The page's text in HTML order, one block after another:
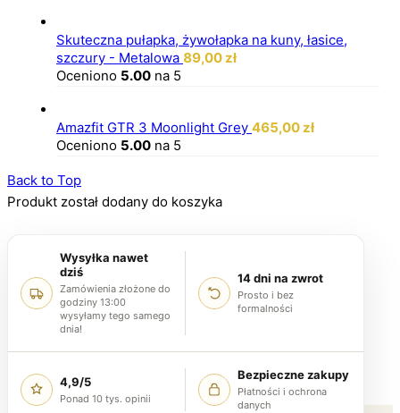
Skuteczna pułapka, żywołapka na kuny, łasice,
szczury - Metalowa 89,00zł
Oceniono 5.00 na 5
Amazfit GTR 3 Moonlight Grey 465,00zł
Oceniono 5.00 na 5
Back to Top
Produkt został dodany do koszyka
Wysyłka nawet
dziś
Zamówienia złożone do
godziny 13:00
wysyłamy tego samego
dnia!
14 dni na zwrot
Prosto i bez
formalności
4,9/5
Ponad 10 tys. opinii
Bezpieczne zakupy
Płatności i ochrona
danych